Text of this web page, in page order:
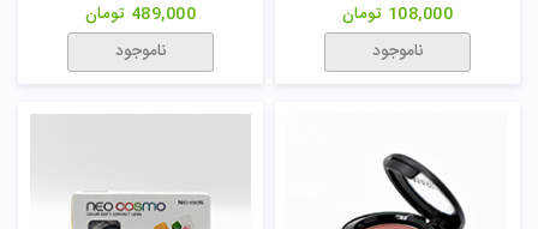
108,000 تومان
ناموجود
489,000 تومان
ناموجود